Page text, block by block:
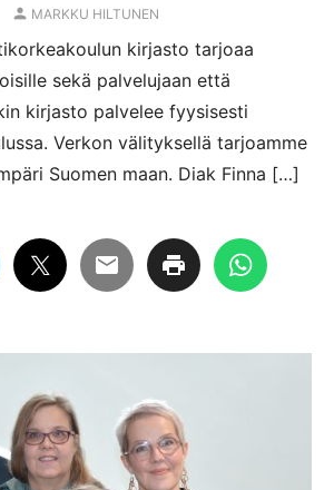
AUTHOR
MARKKU HILTUNEN
kirjasto tarjoaa
sekä palvelujaan että
kirjasto palvelee fyysisesti
Verkon välityksellä tarjoamme
Suomen maan. Diak Finna […]